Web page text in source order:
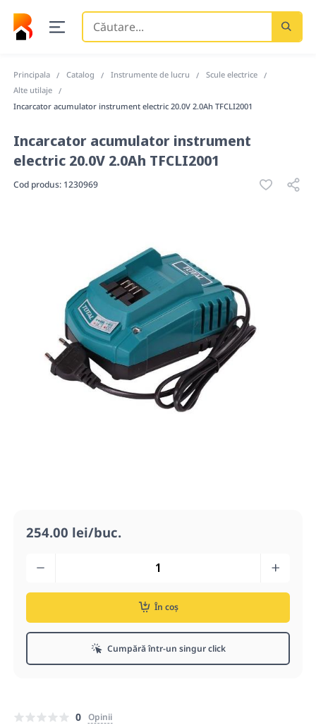
Căutare
Principala Catalog Instrumente de lucru
Scule electrice
Alte utilaje
Incarcator acumulator instrument electric 20.0V 2.0Ah TFCLI2001
Incarcator acumulator instrument
electric 20.0V 2.0Ah TFCLI2001
Cod produs: 1230969
0 Opinii
254.00 lei/buc.
În coș
Cumpără într-un singur click